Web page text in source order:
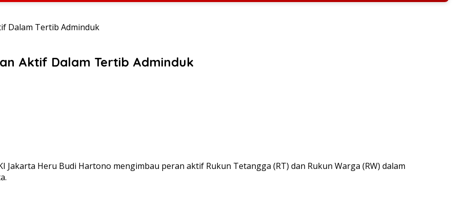
Dalam Tertib Adminduk
Aktif Dalam Tertib Adminduk
Jakarta Heru Budi Hartono mengimbau peran aktif Rukun Tetangga (RT) dan Rukun Warga (RW) dalam